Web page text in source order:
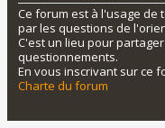
Ce forum est à l'usage
par les questions de
C'est un lieu pour
questionnements.
En vous inscrivant sur ce
Charte du forum